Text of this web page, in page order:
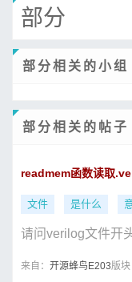
部分
部分相关的小组
部分相关的帖子
readmem函数读取
文件 是什么
请问verilog文件开
来自： 开源蜂鸟E203版块